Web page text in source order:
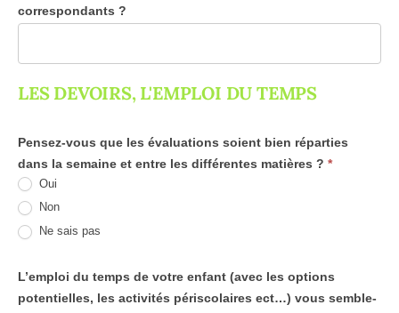
correspondants ?
LES DEVOIRS, L'EMPLOI DU TEMPS
Pensez-vous que les évaluations soient bien réparties
dans la semaine et entre les différentes matières ? *
Oui
Non
Ne sais pas
L’emploi du temps de votre enfant (avec les options
potentielles, les activités périscolaires ect…) vous semble-